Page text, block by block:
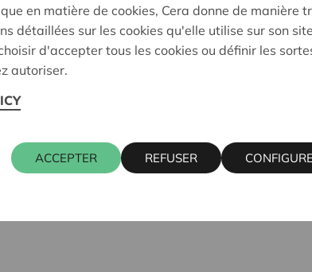
DILSEN-STOKKEM
Cera
en matière de cookies, Cera donne de manière
détaillées sur les cookies qu'elle utilise sur son
d'accepter tous les cookies ou définir les
autoriser.
ACCEPTER REFUSER